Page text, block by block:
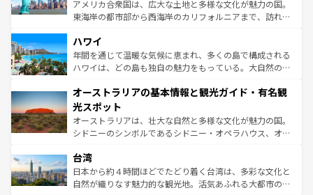
者向けの交通パス提供のサービスもあり、うまく活用すれ
着のスイス情報は
アメリカ合衆国は、広大な土地と多様な文化が魅力の国。
東海岸の都市部から西海岸のカリフォルニアまで、訪れる
のような巨大都市は、観光、ショッピング、エンターテイ
ンメントが詰まった刺激的なスポットだ。一方、アメリカ
西部には大自然が広がり、グランドキャニオンやイエロー
部のニューオーリンズでは、音楽と美食が融合した独特の
文化が魅力。旅行者はアメリカの各地域で異なる魅力を楽
しみながら、その多様性と豊かな歴史を感じることができ
るだろう。車でのロードトリップや列車の旅も、アメリカ
情報は
ハワイ
年間を通じて温暖な気候に恵まれ、多くの島で構成される
ハワイは、どの島も独自の魅力をもっている。大自然の神
ワイ島は見逃せない。また、定番の観光地といえばオアフ
島だが、静かな自然を求めるならマウイ島やカウアイ島が
おすすめ。エメラルドグリーンに輝く海をはじめ、豊かな
文化や歴史が息づいている。「アロハスピリット」と呼ば
人々、おいしいローカルフードやハワイアンミュージッ
ク、伝統的なフラダンスなど、すべてがハワイの魅力を彩
っている。訪れるたびに新しい発見と感動が待っているハ
オーストラリアの基本情報と観光ガイド・有名観
光スポット
オーストラリアは、壮大な自然と多様な文化が魅力の国。
シドニーのシンボルであるシドニー・オペラハウス、オー
リアリーフや大陸中央部にそびえるウルル（エアーズロッ
ク）、タスマニアの美しい原生林やケアンズの熱帯雨林な
ど、見どころがたくさん。また、カフェやワイン、オージ
台湾
日本から約４時間ほどでたどり着く台湾は、多彩な文化と
自然が織りなす魅力的な観光地。活気あふれる大都市の台